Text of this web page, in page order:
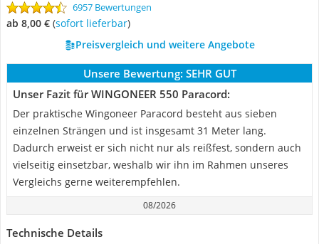
6957 Bewertungen
ab 8,00 € ( Sofort lieferbar)
Preisvergleich und weitere Angebote
Unsere Bewertung: SEHR GUT
Unser Fazit für WINGONEER 550 Paracord:
Der praktische Wingoneer Paracord besteht aus sieben
einzelnen Strängen und ist insgesamt 31 Meter lang.
Dadurch erweist er sich nicht nur als reißfest, sondern auch
vielseitig einsetzbar, weshalb wir ihn im Rahmen unseres
Vergleichs gerne weiterempfehlen.
08/2026
Technische Details